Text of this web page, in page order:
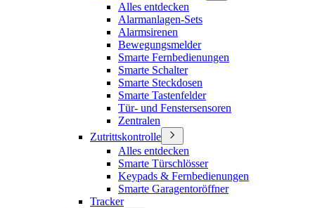
Alles entdecken
Alarmanlagen-Sets
Alarmsirenen
Bewegungsmelder
Smarte Fernbedienungen
Smarte Schalter
Smarte Steckdosen
Smarte Tastenfelder
Tür- und Fenstersensoren
Zentralen
Zutrittskontrolle
Alles entdecken
Smarte Türschlösser
Keypads & Fernbedienungen
Smarte Garagentoröffner
Tracker